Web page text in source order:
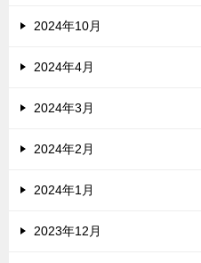
2024年10月
2024年4月
2024年3月
2024年2月
2024年1月
2023年12月